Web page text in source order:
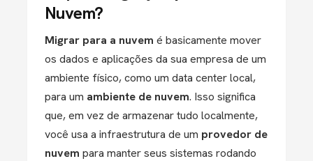
Nuvem?
Migrar para a nuvem é basicamente mover
os dados e aplicações da sua empresa de um
ambiente físico, como um data center local,
para um ambiente de nuvem. Isso significa
que, em vez de armazenar tudo localmente,
você usa a infraestrutura de um provedor de
nuvem para manter seus sistemas rodando